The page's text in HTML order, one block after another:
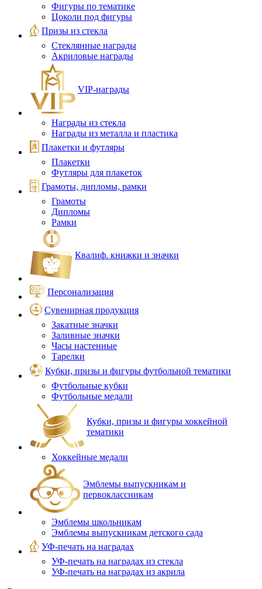
Фигуры по тематике
Цоколи под фигуры
Призы из стекла
Стеклянные награды
Акриловые награды
VIP‑награды
Награды из стекла
Награды из металла и пластика
Плакетки и футляры
Плакетки
Футляры для плакеток
Грамоты, дипломы, рамки
Грамоты
Дипломы
Рамки
Квалиф. книжки и значки
Персонализация
Сувенирная продукция
Закатные значки
Заливные значки
Часы настенные
Тарелки
Кубки, призы и фигуры футбольной тематики
Футбольные кубки
Футбольные медали
Кубки, призы и фигуры хоккейной
тематики
Хоккейные медали
Эмблемы выпускникам и
первоклассникам
Эмблемы школьникам
Эмблемы выпускникам детского сада
УФ-печать на наградах
УФ‑печать на наградах из стекла
УФ-печать на наградах из акрила